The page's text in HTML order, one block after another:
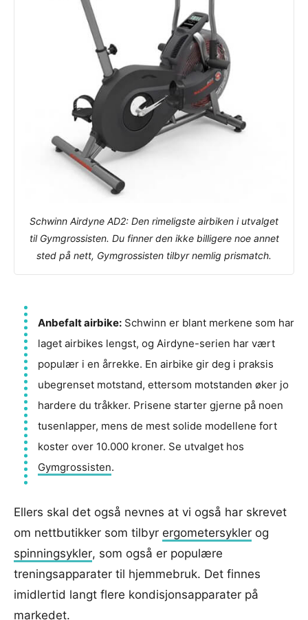
Schwinn Airdyne AD2: Den rimeligste airbiken i utvalget
til Gymgrossisten. Du finner den ikke billigere noe annet
sted på nett, Gymgrossisten tilbyr nemlig prismatch.
Anbefalt airbike: Schwinn er blant merkene som har
laget airbikes lengst, og Airdyne-serien har vært
populær i en årrekke. En airbike gir deg i praksis
ubegrenset motstand, ettersom motstanden øker jo
hardere du tråkker. Prisene starter gjerne på noen
tusenlapper, mens de mest solide modellene fort
koster over 10.000 kroner. Se utvalget hos
Gymgrossisten.
Ellers skal det også nevnes at vi også har skrevet
om nettbutikker som tilbyr ergometersykler og
spinningsykler, som også er populære
treningsapparater til hjemmebruk. Det finnes
imidlertid langt flere kondisjonsapparater på
markedet.